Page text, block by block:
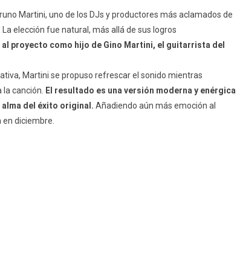
Martini, uno de los DJs y productores más aclamados de
elección fue natural, más allá de sus logros
proyecto como hijo de Gino Martini, el guitarrista del
Martini se propuso refrescar el sonido mientras
canción.
El resultado es una versión moderna y enérgica
alma del éxito original. Añadiendo aún más emoción al
diciembre.